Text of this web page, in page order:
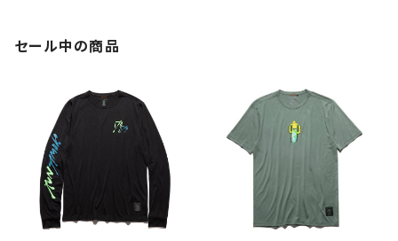
セール中の商品